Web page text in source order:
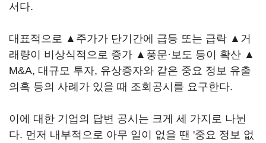
서다.
대표적으로 ▲주가가 단기간에 급등 또는 급락 ▲거
래량이 비상식적으로 증가 ▲풍문·보도 등이 확산 ▲
M&A, 대규모 투자, 유상증자와 같은 중요 정보 유출
의혹 등의 사례가 있을 때 조회공시를 요구한다.
이에 대한 기업의 답변 공시는 크게 세 가지로 나뉜
다. 먼저 내부적으로 아무 일이 없을 땐 '중요 정보 없